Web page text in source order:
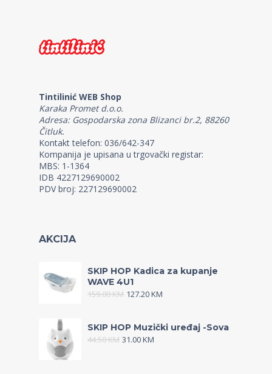
Tintilinić WEB Shop
Karaka Promet d.o.o.
Adresa: Gospodarska zona Blizanci br.2, 88260
Čitluk.
Kontakt telefon: 036/642-347
Kompanija je upisana u trgovački registar:
MBS: 1-1364
IDB 4227129690002
PDV broj: 227129690002
AKCIJA
SKIP HOP Kadica za kupanje
WAVE 4U1
159.00KM 127.20KM
SKIP HOP Muzički uređaj -Sova
44.50KM 31.00KM